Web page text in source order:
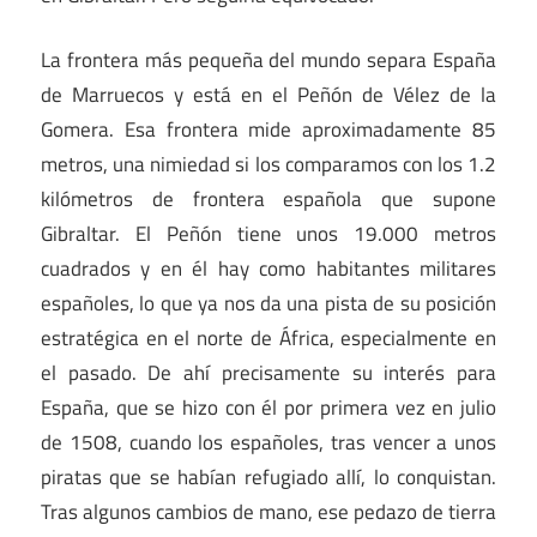
La frontera más pequeña del mundo separa España
de Marruecos y está en el Peñón de Vélez de la
Gomera. Esa frontera mide aproximadamente 85
metros, una nimiedad si los comparamos con los 1.2
kilómetros de frontera española que supone
Gibraltar. El Peñón tiene unos 19.000 metros
cuadrados y en él hay como habitantes militares
españoles, lo que ya nos da una pista de su posición
estratégica en el norte de África, especialmente en
el pasado. De ahí precisamente su interés para
España, que se hizo con él por primera vez en julio
de 1508, cuando los españoles, tras vencer a unos
piratas que se habían refugiado allí, lo conquistan.
Tras algunos cambios de mano, ese pedazo de tierra